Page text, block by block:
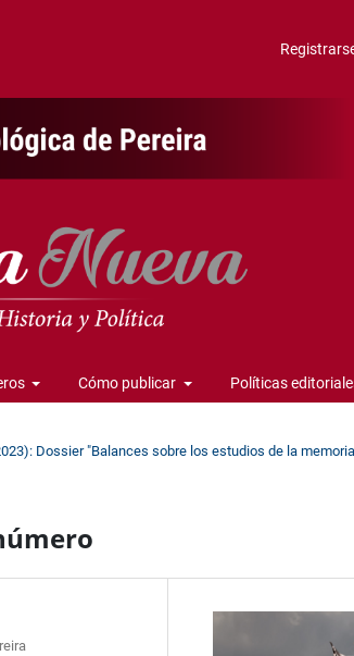
Cómo publicar Políticas
Dossier "Balances sobre los estudios de la